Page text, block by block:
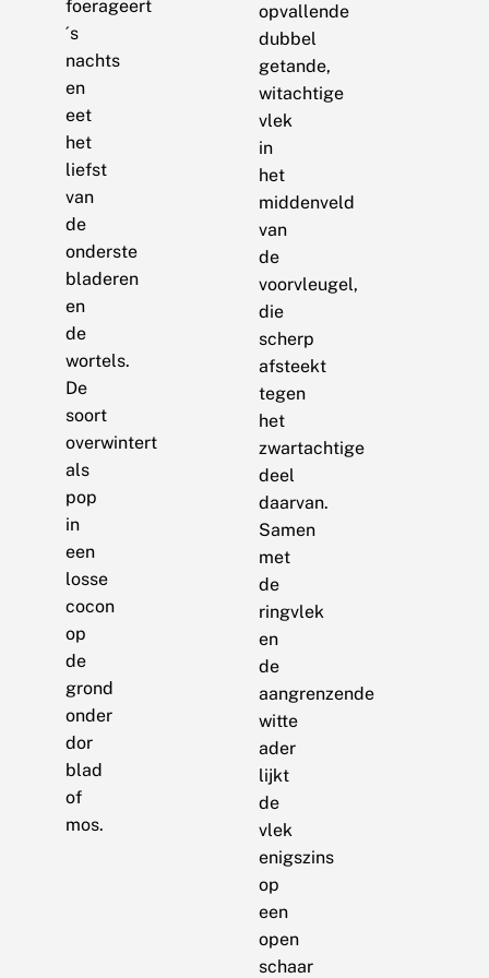
foerageert
´s
nachts
en
eet
het
liefst
van
de
onderste
bladeren
en
de
wortels.
De
soort
overwintert
als
pop
in
een
losse
cocon
op
de
grond
onder
dor
blad
of
mos.
opvallende
dubbel
getande,
witachtige
vlek
in
het
middenveld
van
de
voorvleugel,
die
scherp
afsteekt
tegen
het
zwartachtige
deel
daarvan.
Samen
met
de
ringvlek
en
de
aangrenzende
witte
ader
lijkt
de
vlek
enigszins
op
een
open
schaar